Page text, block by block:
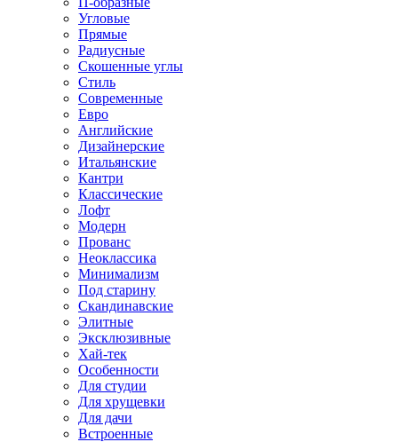
Угловые
Прямые
Радиусные
Скошенные углы
Стиль
Современные
Евро
Английские
Дизайнерские
Итальянские
Кантри
Классические
Лофт
Модерн
Прованс
Неоклассика
Минимализм
Под старину
Скандинавские
Элитные
Эксклюзивные
Хай-тек
Особенности
Для студии
Для хрущевки
Для дачи
Встроенные